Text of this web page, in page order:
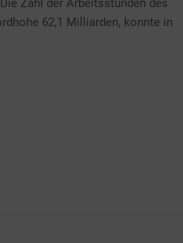
Zahl der Arbeitsstunden des
62,1 Milliarden, konnte in